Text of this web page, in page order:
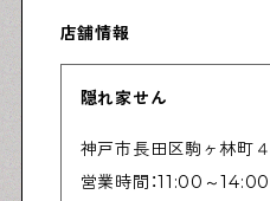
店舗情報
隠れ家せん
神戸市長田区駒ヶ林町
営業時間：11:00～14:00